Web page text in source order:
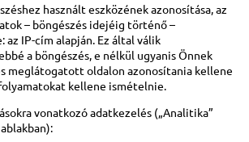
használt eszközének azonosítása, az
– böngészés idejéig történő –
az IP-cím alapján. Ez által válik
a böngészés, e nélkül ugyanis Önnek
meglátogatott oldalon azonosítania kellene
kellene ismételnie.
vonatkozó adatkezelés („Analitika”